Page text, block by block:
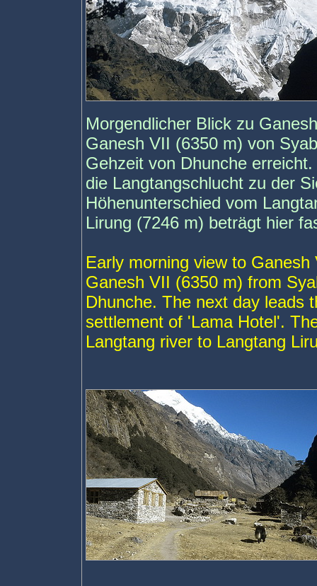
Morgendlicher Blick zu
Ganesh VII (6350 m) von
Gehzeit von Dhunche
die Langtangschlucht zu der
Höhenunterschied vom
Lirung (7246 m) beträgt hier
Early morning view to
Ganesh VII (6350 m) from
Dhunche. The next day leads
settlement of 'Lama Hotel'.
Langtang river to Langtang